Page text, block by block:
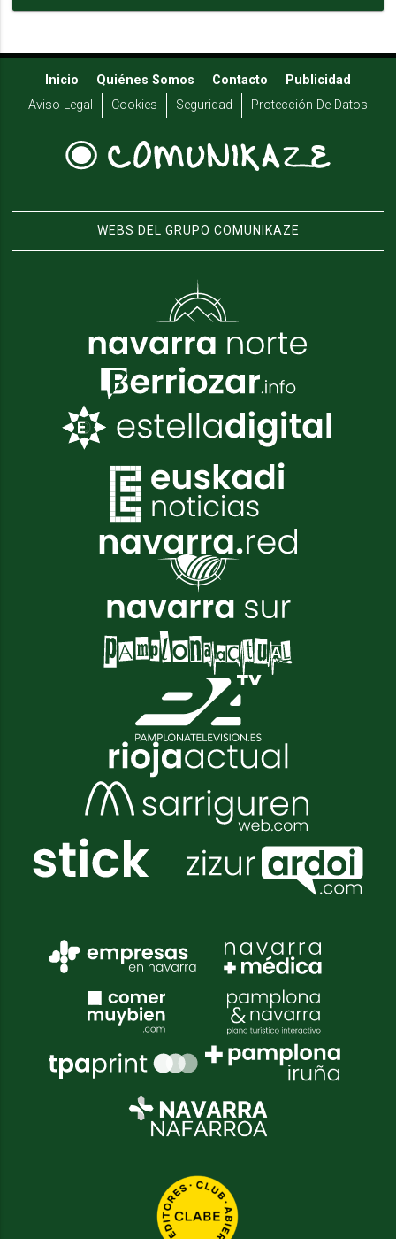
Inicio Quiénes Somos Contacto
Publicidad
Aviso Legal
Cookies Seguridad Protección De Datos
WEBS DEL GRUPO COMUNIKAZE